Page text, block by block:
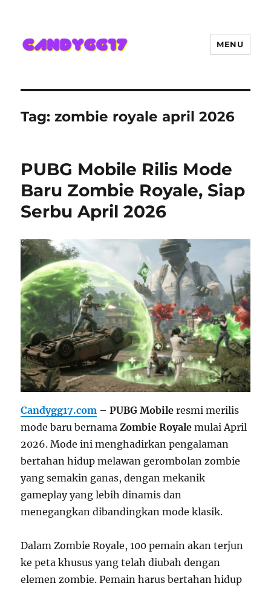
Hadir Semakin Mantap Jackpot
MENU
Tag:zombie royale april 2026
PUBG Mobile Rilis Mode
Baru Zombie Royale, Siap
Serbu April 2026
Candygg17.com –PUBG Mobile resmi merilis
mode baru bernamaZombie Royale mulai April
2026. Mode ini menghadirkan pengalaman
bertahan hidup melawan gerombolan zombie
yang semakin ganas, dengan mekanik
gameplay yang lebih dinamis dan
menegangkan dibandingkan mode klasik.
Dalam Zombie Royale, 100 pemain akan terjun
ke peta khusus yang telah diubah dengan
elemen zombie. Pemain harus bertahan hidup